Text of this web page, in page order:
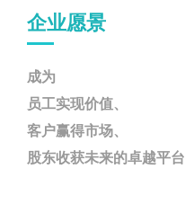
企业愿景
成为
员工实现价值、
客户赢得市场、
股东收获未来的卓越平台